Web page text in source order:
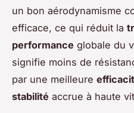
un bon aérodynamisme
efficace, ce qui réduit la
performance globale du
signifie moins de
par une meilleure
stabilité accrue à haute